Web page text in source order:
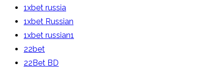
1xbet russia
1xbet Russian
1xbet russian1
22bet
22Bet BD